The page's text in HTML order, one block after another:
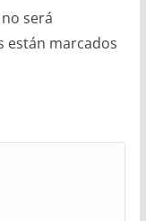
será
están marcados